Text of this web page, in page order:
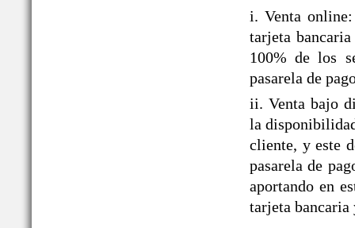
i. Venta
tarjeta
100% de los
pasarela de
ii. Venta bajo
la
cliente, y este
pasarela de
aportando en
tarjeta bancaria